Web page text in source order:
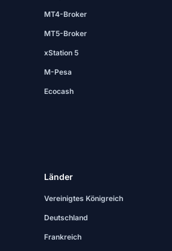
MT4-Broker
MT5-Broker
xStation 5
M-Pesa
Ecocash
Länder
Vereinigtes Königreich
Deutschland
Frankreich